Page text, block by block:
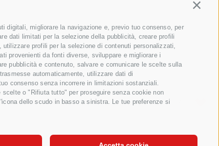
digitali, migliorare la navigazione e, previo tuo consenso, per
dati limitati per la selezione della pubblicità, creare profili
profili per la selezione di contenuti personalizzati,
provenienti da fonti diverse, sviluppare e migliorare i
pubblicità e contenuto, salvare e comunicare le scelte sulla
automaticamente, utilizzare dati di
consenso senza incorrere in limitazioni sostanziali.
o "Rifiuta tutto" per proseguire senza cookie non
dello scudo in basso a sinistra. Le tue preferenze si
DEL SITOCOOKIE POLICYPRIVACY PREFERENZE COOKIES